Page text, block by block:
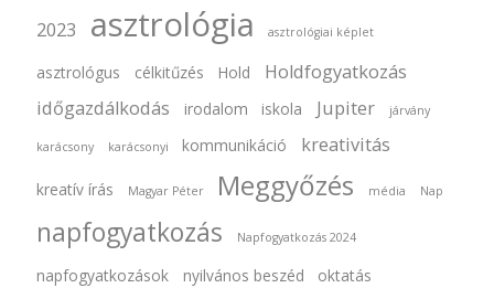
2023 asztrológia asztrológiai képlet
asztrológus célkitűzés Hold
Holdfogyatkozás
időgazdálkodás
irodalom iskola Jupiter járvány
karácsony karácsonyi kommunikáció kreativitás
kreatív írás Magyar Péter Meggyőzés média Nap
napfogyatkozás Napfogyatkozás 2024
napfogyatkozások nyilvános beszéd oktatás